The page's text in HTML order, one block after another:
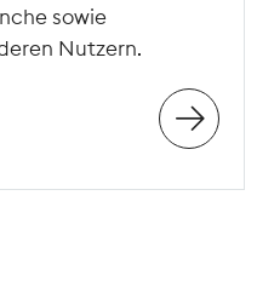
sowie
Nutzern.